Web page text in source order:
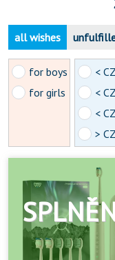
all wishes
for boys
for girls
<
<
<
>